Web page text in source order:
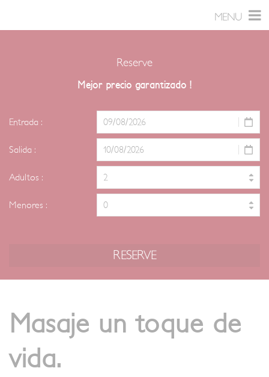
MENU
Reserve
Mejor precio garantizado !
Entrada :
Salida :
Adultos :
Menores :
Masaje un toque de
vida.